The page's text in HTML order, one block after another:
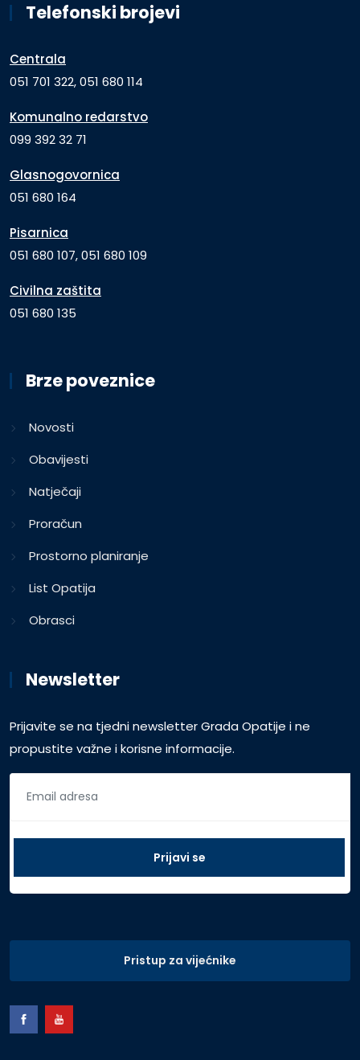
Telefonski brojevi
Centrala
051 701 322, 051 680 114
Komunalno redarstvo
099 392 32 71
Glasnogovornica
051 680 164
Pisarnica
051 680 107, 051 680 109
Civilna zaštita
051 680 135
Brze poveznice
Novosti
Obavijesti
Natječaji
Proračun
Prostorno planiranje
List Opatija
Obrasci
Newsletter
Prijavite se na tjedni newsletter Grada Opatije i ne
propustite važne i korisne informacije.
Pristup za vijećnike